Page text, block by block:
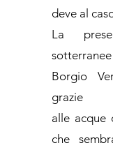
deve al
La
Borgio
grazie
alle acque
che